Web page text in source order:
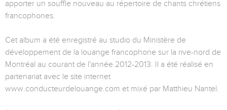
apporter un souffle nouveau au répertoire de chants chrétiens
francophones.
Cet album a été enregistré au studio du Ministère de
développement de la louange francophone sur la rive-nord de
Montréal au courant de l'année 2012-2013. Il a été réalisé en
partenariat avec le site internet
www.conducteurdelouange.com et mixé par Matthieu Nantel.